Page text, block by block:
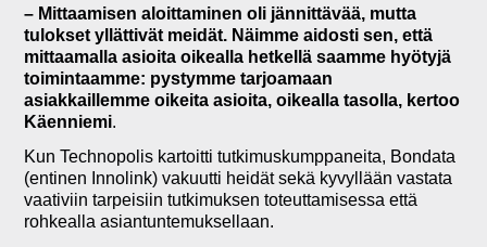
– Mittaamisen aloittaminen oli jännittävää, mutta
tulokset yllättivät meidät. Näimme aidosti sen, että
mittaamalla asioita oikealla hetkellä saamme hyötyjä
toimintaamme: pystymme tarjoamaan
asiakkaillemme oikeita asioita, oikealla tasolla, kertoo
Käenniemi.
Kun Technopolis kartoitti tutkimuskumppaneita, Bondata
(entinen Innolink) vakuutti heidät sekä kyvyllään vastata
vaativiin tarpeisiin tutkimuksen toteuttamisessa että
rohkealla asiantuntemuksellaan.